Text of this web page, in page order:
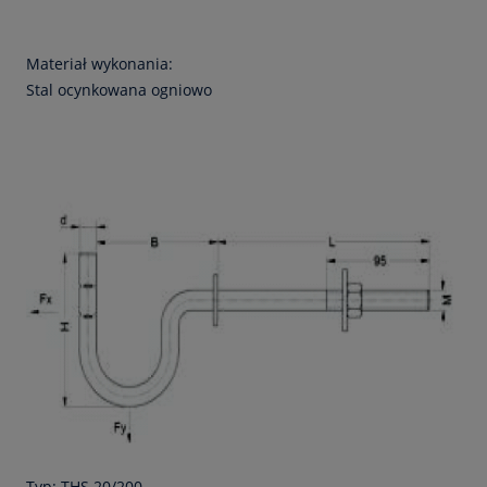
Materiał wykonania:
Stal ocynkowana ogniowo